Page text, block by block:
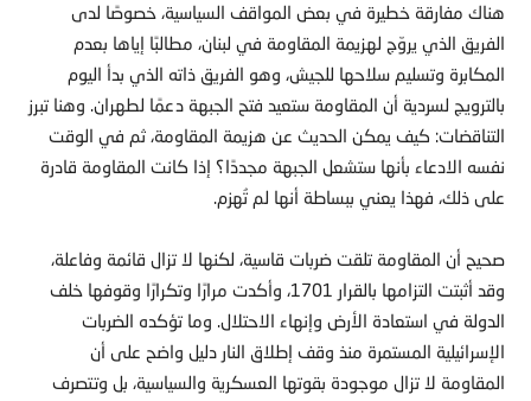
هناك مفارقة خطيرة في بعض المواقف السياسية، خصوصًا لدى
الفريق الذي يروّج لهزيمة المقاومة في لبنان، مطالبًا إياها بعدم
المكابرة وتسليم سلاحها للجيش، وهو الفريق ذاته الذي بدأ اليوم
بالترويج لسردية أن المقاومة ستعيد فتح الجبهة دعمًا لطهران. وهنا تبرز
التناقضات: كيف يمكن الحديث عن هزيمة المقاومة، ثم في الوقت
نفسه الادعاء بأنها ستشعل الجبهة مجددًا؟ إذا كانت المقاومة قادرة
على ذلك، فهذا يعني ببساطة أنها لم تُهزم.
صحيح أن المقاومة تلقت ضربات قاسية، لكنها لا تزال قائمة وفاعلة،
وقد أثبتت التزامها بالقرار 1701، وأكدت مرارًا وتكرارًا وقوفها خلف
الدولة في استعادة الأرض وإنهاء الاحتلال. وما تؤكده الضربات
الإسرائيلية المستمرة منذ وقف إطلاق النار دليل واضح على أن
المقاومة لا تزال موجودة بقوتها العسكرية والسياسية، بل وتتصرف